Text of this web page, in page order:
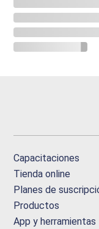
Capacitaciones
Tienda online
Planes de
Productos
App y herramientas